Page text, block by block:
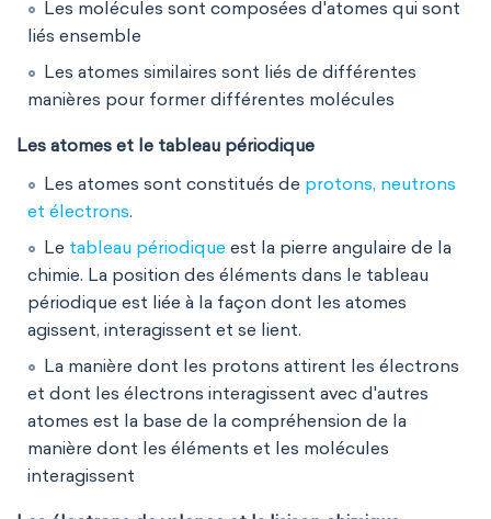
Les molécules sont composées d'atomes qui sont
liés ensemble
Les atomes similaires sont liés de différentes
manières pour former différentes molécules
Les atomes et le tableau périodique
Les atomes sont constitués de protons, neutrons
et électrons.
Le tableau périodique est la pierre angulaire de la
chimie. La position des éléments dans le tableau
périodique est liée à la façon dont les atomes
agissent, interagissent et se lient.
La manière dont les protons attirent les électrons
et dont les électrons interagissent avec d'autres
atomes est la base de la compréhension de la
manière dont les éléments et les molécules
interagissent